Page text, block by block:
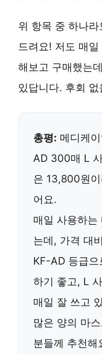
위 항목 중 하나
드려요! 저도 매
해보고 구매했는
있답니다. 후회
총평: 메디케
AD 300매 L
은 13,800원
어요.
매일 사용하는
는데, 가격 대
KF-AD 등급으
하기 좋고, L
매일 잘 쓰고
많은 양의 마
분들께 추천해